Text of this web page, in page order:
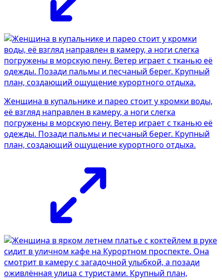
Женщина в купальнике и парео стоит у кромки воды,
её взгляд направлен в камеру, а ноги слегка
погружены в морскую пену. Ветер играет с тканью её
одежды. Позади пальмы и песчаный берег. Крупный
план, создающий ощущение курортного отдыха.